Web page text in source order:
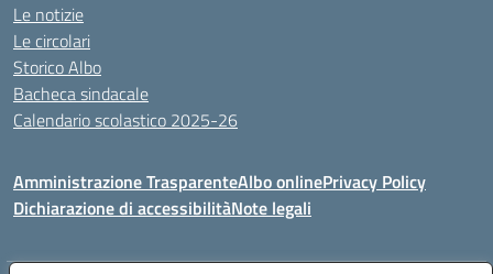
Le notizie
Le circolari
Storico Albo
Bacheca sindacale
Calendario scolastico 2025-26
Amministrazione TrasparenteAlbo onlinePrivacy Policy
Dichiarazione di accessibilitàNote legali